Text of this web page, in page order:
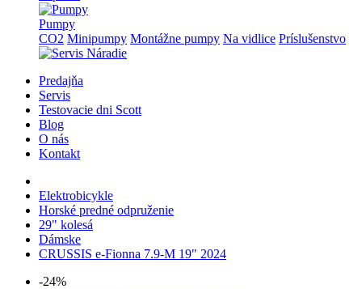
Pumpy
CO2 Minipumpy Montážne pumpy Na vidlice Príslušenstvo
Predajňa
Servis
Testovacie dni Scott
Blog
O nás
Kontakt
Elektrobicykle
Horské predné odpruženie
29" kolesá
Dámske
CRUSSIS e-Fionna 7.9-M 19" 2024
-24%